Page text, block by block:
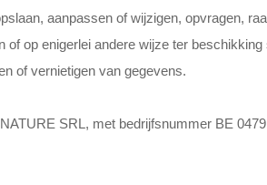
aanpassen of wijzigen, opvragen,
of op enigerlei andere wijze ter
of vernietigen van gegevens.
SRL, met bedrijfsnummer BE